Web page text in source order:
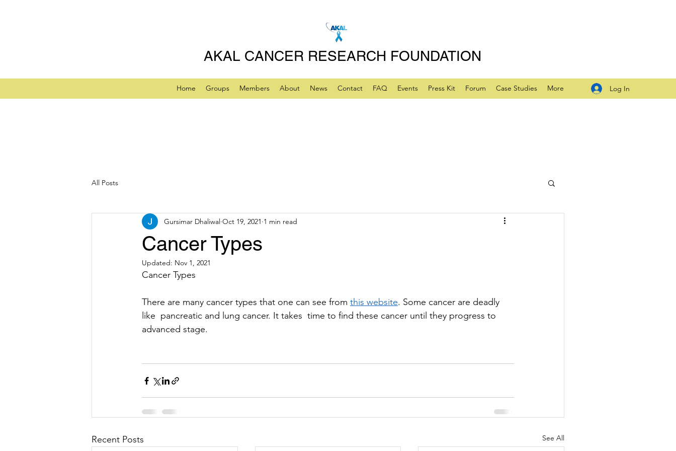
AKAL CANCER RESEARCH FOUNDATION
Home Groups Members About News Contact FAQ Events Press Kit Forum Case Studies More Log In
All Posts
Cancer Types
Gursimar Dhaliwal Oct 19, 2021 1 min read
Updated: Nov 1, 2021
Cancer Types
There are many cancer types that one can see from this website. Some cancer are deadly
like  pancreatic and lung cancer. It takes  time to find these cancer until they progress to
advanced stage.
Recent Posts See All